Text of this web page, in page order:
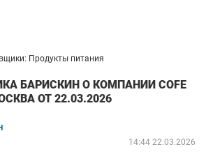
Продукты питания
БАРИСКИН О КОМПАНИИ COFE
ОТ 22.03.2026
14:44 22.03.2026